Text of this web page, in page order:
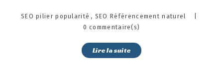
Categories
SEO pilier popularité SEO Référencement naturel
0 commentaire(s)
Lire la suite